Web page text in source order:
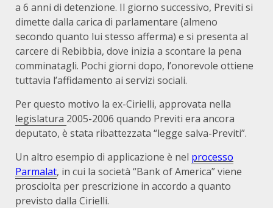
a 6 anni di detenzione. Il giorno successivo, Previti si
dimette dalla carica di parlamentare (almeno
secondo quanto lui stesso afferma) e si presenta al
carcere di Rebibbia, dove inizia a scontare la pena
comminatagli. Pochi giorni dopo, l’onorevole ottiene
tuttavia l’affidamento ai servizi sociali.
Per questo motivo la ex-Cirielli, approvata nella
legislatura 2005-2006 quando Previti era ancora
deputato, è stata ribattezzata “legge salva-Previti”.
Un altro esempio di applicazione è nel processo
Parmalat, in cui la società “Bank of America” viene
prosciolta per prescrizione in accordo a quanto
previsto dalla Cirielli.